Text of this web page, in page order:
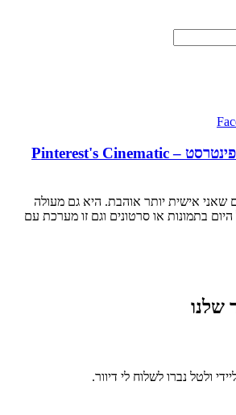
פרסומות הוידאו של פינטרסט – Pinterest's Cinematic
שאני אישית יותר אוהבת. היא גם מעולה
בתמונות או סרטונים וגם זו מערכת עם
שלנו
ולטל נברו לשלוח לי דיוור.